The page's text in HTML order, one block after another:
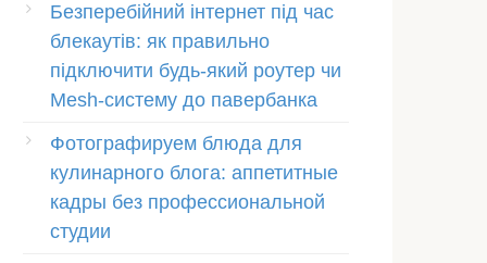
Безперебійний інтернет під час
блекаутів: як правильно
підключити будь-який роутер чи
Mesh-систему до павербанка
Фотографируем блюда для
кулинарного блога: аппетитные
кадры без профессиональной
студии